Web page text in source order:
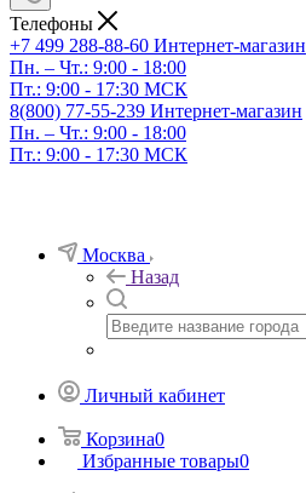
Телефоны
+7 499 288-88-60 Интернет-магазин
Пн. – Чт.: 9:00 - 18:00
Пт.: 9:00 - 17:30 МСК
8(800) 77-55-239 Интернет-магазин
Пн. – Чт.: 9:00 - 18:00
Пт.: 9:00 - 17:30 МСК
Москва
Назад
Личный кабинет
Корзина0
Избранные товары0